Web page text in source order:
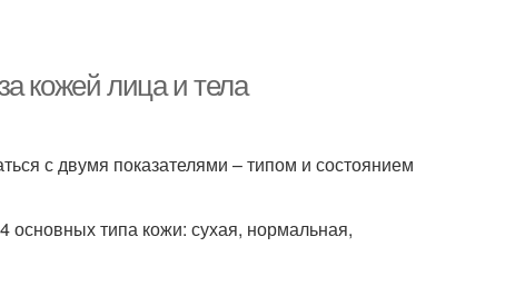
кожей лица и тела
с двумя показателями – типом и состоянием
основных типа кожи: сухая, нормальная,